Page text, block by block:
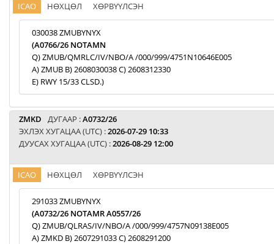
ICAO НӨХЦӨЛ ХӨРВҮҮЛСЭН
030038 ZMUBYNYX
(A0766/26 NOTAMN
Q) ZMUB/QMRLC/IV/NBO/A /000/999/4751N10646E005
A) ZMUB B) 2608030038 C) 2608312330
E) RWY 15/33 CLSD.)
ZMKD ДУГААР :A0732/26
ЭХЛЭХ ХУГАЦАА (UTC) :2026-07-29 10:33
ДУУСАХ ХУГАЦАА (UTC) :2026-08-29 12:00
ICAO НӨХЦӨЛ ХӨРВҮҮЛСЭН
291033 ZMUBYNYX
(A0732/26 NOTAMR A0557/26
Q) ZMUB/QLRAS/IV/NBO/A /000/999/4757N09138E005
A) ZMKD B) 2607291033 C) 2608291200